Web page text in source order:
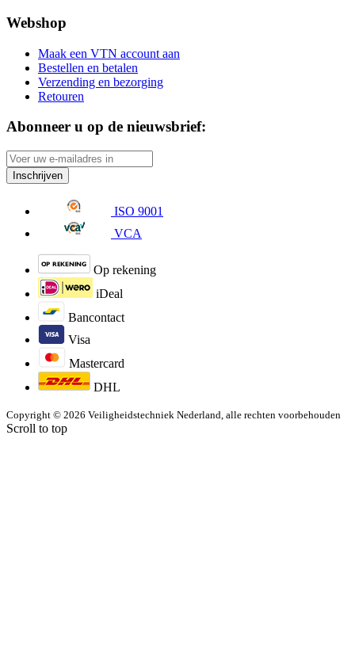
Webshop
Maak een VTN account aan
Bestellen en betalen
Verzending en bezorging
Retouren
Abonneer u op de nieuwsbrief:
Inschrijven
ISO 9001
VCA
Op rekening
iDeal
Bancontact
Visa
Mastercard
DHL
Copyright © 2026 Veiligheidstechniek Nederland, alle rechten voorbehouden
Scroll to top